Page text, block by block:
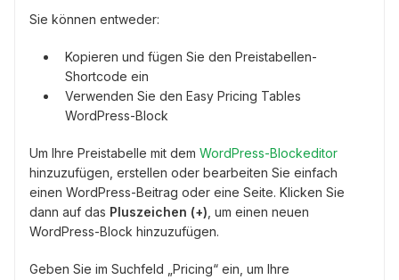
Sie können entweder:
Kopieren und fügen Sie den Preistabellen-
Shortcode ein
Verwenden Sie den Easy Pricing Tables
WordPress-Block
Um Ihre Preistabelle mit dem WordPress-Blockeditor
hinzuzufügen, erstellen oder bearbeiten Sie einfach
einen WordPress-Beitrag oder eine Seite. Klicken Sie
dann auf das Pluszeichen (+) , um einen neuen
WordPress-Block hinzuzufügen.
Geben Sie im Suchfeld „Pricing“ ein, um Ihre